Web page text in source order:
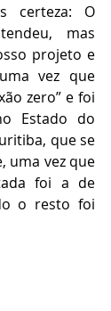
certeza: O
mas
projeto e
vez que
zero” e foi
Estado do
que se
uma vez que
foi a de
o resto foi